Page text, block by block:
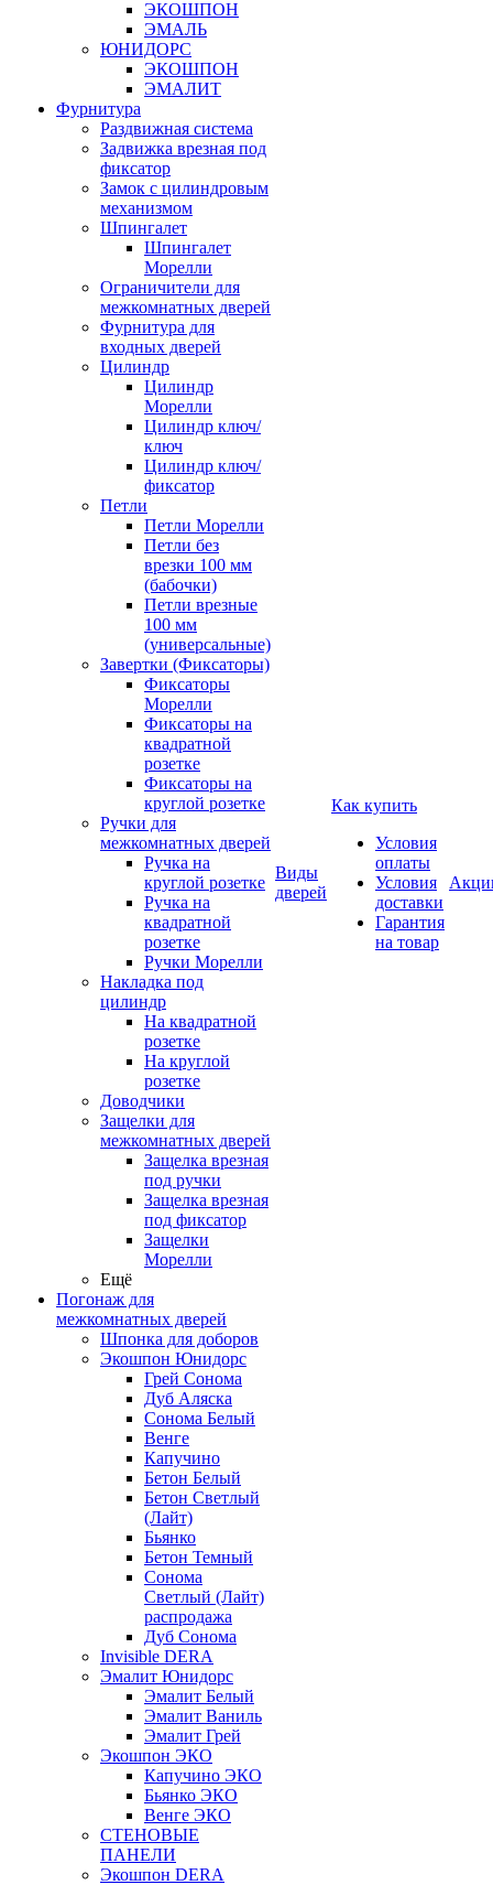
ЭКОШПОН
ЭМАЛЬ
ЮНИДОРС
ЭКОШПОН
ЭМАЛИТ
Фурнитура
Раздвижная система
Задвижка врезная под
фиксатор
Замок с цилиндровым
механизмом
Шпингалет
Шпингалет
Морелли
Ограничители для
межкомнатных дверей
Фурнитура для
входных дверей
Цилиндр
Цилиндр
Морелли
Цилиндр ключ/
ключ
Цилиндр ключ/
фиксатор
Петли
Петли Морелли
Петли без
врезки 100 мм
(бабочки)
Петли врезные
100 мм
(универсальные)
Завертки (Фиксаторы)
Фиксаторы
Морелли
Фиксаторы на
квадратной
розетке
Фиксаторы на
круглой розетке
Ручки для
межкомнатных дверей
Ручка на
круглой розетке
Ручка на
квадратной
розетке
Ручки Морелли
Накладка под
цилиндр
На квадратной
розетке
На круглой
розетке
Доводчики
Защелки для
межкомнатных дверей
Защелка врезная
под ручки
Защелка врезная
под фиксатор
Защелки
Морелли
Ещё
Погонаж для
межкомнатных дверей
Шпонка для доборов
Экошпон Юнидорс
Грей Сонома
Дуб Аляска
Сонома Белый
Венге
Капучино
Бетон Белый
Бетон Светлый
(Лайт)
Бьянко
Бетон Темный
Сонома
Светлый (Лайт)
распродажа
Дуб Сонома
Invisible DERA
Эмалит Юнидорс
Эмалит Белый
Эмалит Ваниль
Эмалит Грей
Экошпон ЭКО
Капучино ЭКО
Бьянко ЭКО
Венге ЭКО
СТЕНОВЫЕ
ПАНЕЛИ
Экошпон DERA
Виды
дверей
Как купить
Условия
оплаты
Условия
доставки
Гарантия
на товар